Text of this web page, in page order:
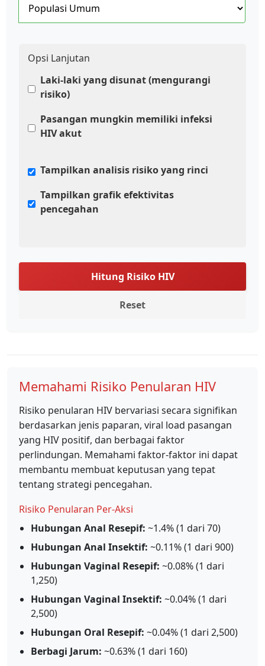
Opsi Lanjutan
Laki-laki yang disunat (mengurangi
risiko)
Pasangan mungkin memiliki infeksi
HIV akut
Tampilkan analisis risiko yang rinci
Tampilkan grafik efektivitas
pencegahan
Hitung Risiko HIV
Reset
Memahami Risiko Penularan HIV
Risiko penularan HIV bervariasi secara signifikan
berdasarkan jenis paparan, viral load pasangan
yang HIV positif, dan berbagai faktor
perlindungan. Memahami faktor-faktor ini dapat
membantu membuat keputusan yang tepat
tentang strategi pencegahan.
Risiko Penularan Per-Aksi
Hubungan Anal Resepif: ~1.4% (1 dari 70)
Hubungan Anal Insektif: ~0.11% (1 dari 900)
Hubungan Vaginal Resepif: ~0.08% (1 dari
1,250)
Hubungan Vaginal Insektif: ~0.04% (1 dari
2,500)
Hubungan Oral Resepif: ~0.04% (1 dari 2,500)
Berbagi Jarum: ~0.63% (1 dari 160)